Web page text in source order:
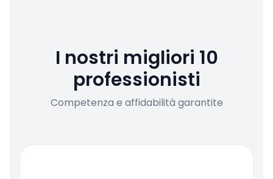
I nostri migliori 10
professionisti
Competenza e affidabilità garantite